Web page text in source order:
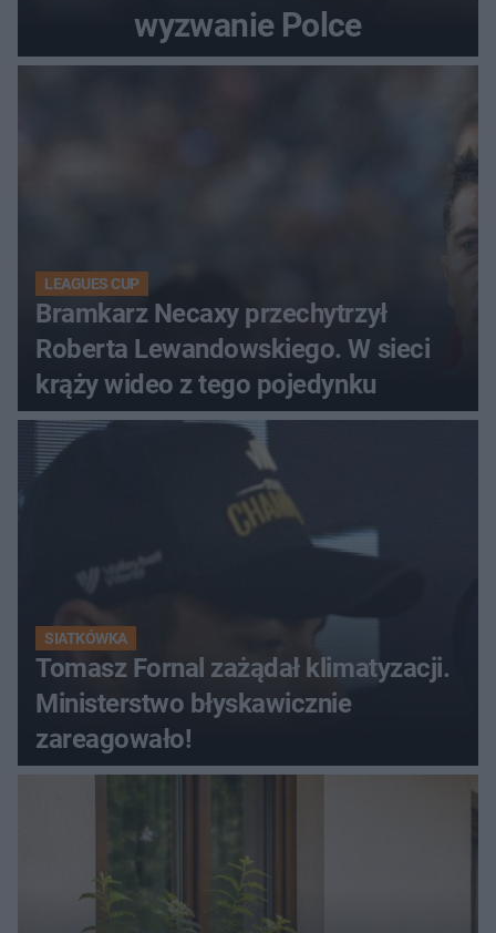
wyzwanie Polce
LEAGUES CUP
Bramkarz Necaxy przechytrzył
Roberta Lewandowskiego. W sieci
krąży wideo z tego pojedynku
SIATKÓWKA
Tomasz Fornal zażądał klimatyzacji.
Ministerstwo błyskawicznie
zareagowało!